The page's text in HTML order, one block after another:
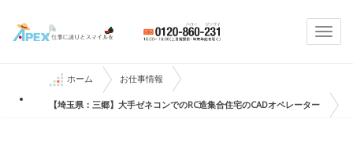
ホーム お仕事情報
【埼玉県：三郷】大手ゼネコンでのRC造集合住宅のCADオペレーター